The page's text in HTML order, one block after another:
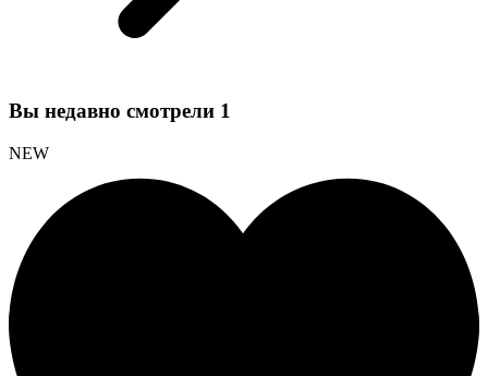
Вы недавно смотрели 1
NEW